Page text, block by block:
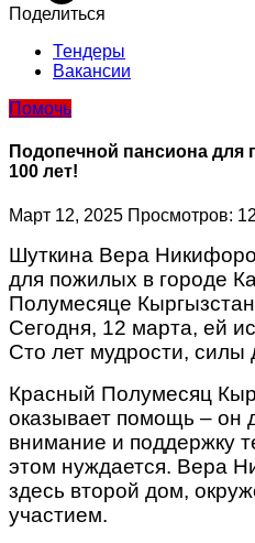
Поделиться
Тендеры
Вакансии
Помочь
Подопечной пансиона
100 лет!
Март 12, 2025 Просмотров:
Шуткина Вера
для пожилых в городе
Полумесяце
Сегодня, 12 марта, ей
Сто лет мудрости, силы
Красный Полумесяц
оказывает помощь – он
внимание и поддержку
этом нуждается. Вера
здесь второй дом,
участием.